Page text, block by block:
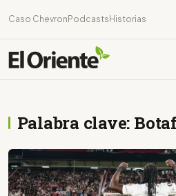
Caso Chevron Podcasts Historias
Palabra clave: